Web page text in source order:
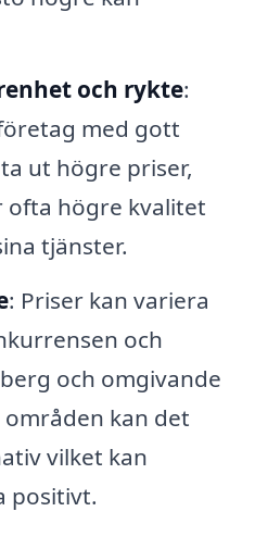
och rykte:
med gott
ut högre priser,
ofta högre kvalitet
tjänster.
: Priser kan variera
och
och omgivande
kan det
vilket kan
positivt.